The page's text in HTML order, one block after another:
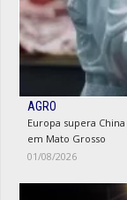
AGRO
Europa supera
em Mato Grosso
01/08/2026